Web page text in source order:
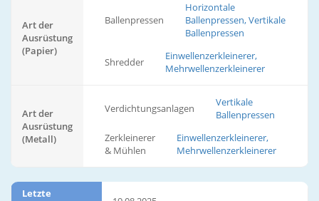
Art der
Ausrüstung
(Papier)
Ballenpressen
Horizontale
Ballenpressen, Vertikale
Ballenpressen
Shredder
Einwellenzerkleinerer,
Mehrwellenzerkleinerer
Art der
Ausrüstung
(Metall)
Verdichtungsanlagen
Vertikale
Ballenpressen
Zerkleinerer
& Mühlen
Einwellenzerkleinerer,
Mehrwellenzerkleinerer
Letzte